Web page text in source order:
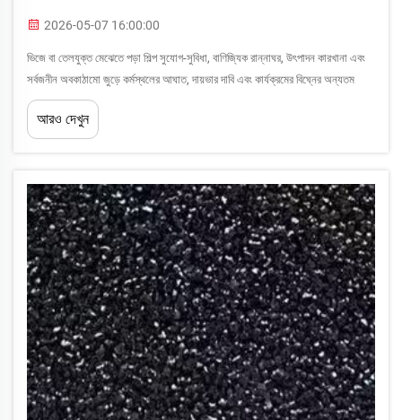
2026-05-07 16:00:00
ভিজে বা তেলযুক্ত মেঝেতে পড়া শিল্প সুযোগ-সুবিধা, বাণিজ্যিক রান্নাঘর, উৎপাদন কারখানা এবং
সর্বজনীন অবকাঠামো জুড়ে কর্মস্থলের আঘাত, দায়ভার দাবি এবং কার্যক্রমের বিঘ্নের অন্যতম
প্রধান কারণ হিসেবে বিবেচিত হয়। যখন আর্দ্রতা, গ্রিজ...
আরও দেখুন